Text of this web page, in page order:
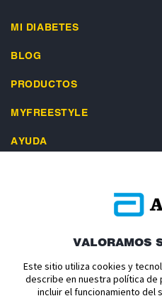
MI DIABETES
BLOG
PRODUCTOS
MYFREESTYLE
AYUDA
Política de cookies
Política de
Términos y condiciones uso
VALORAMOS
Este sitio utiliza cookies y
describe en nuestra política de
incluir el funcionamiento del